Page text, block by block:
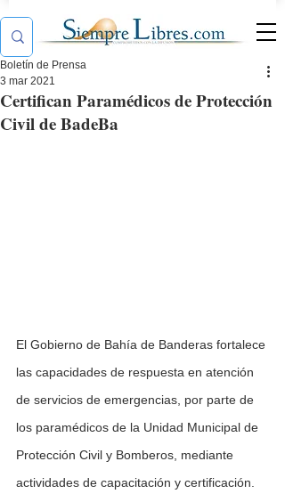
Certifican Paramédicos de Protección
Civil de BadeBa
Boletín de Prensa
3 mar 2021
El Gobierno de Bahía de Banderas fortalece
las capacidades de respuesta en atención
de servicios de emergencias, por parte de
los paramédicos de la Unidad Municipal de
Protección Civil y Bomberos, mediante
actividades de capacitación y certificación.